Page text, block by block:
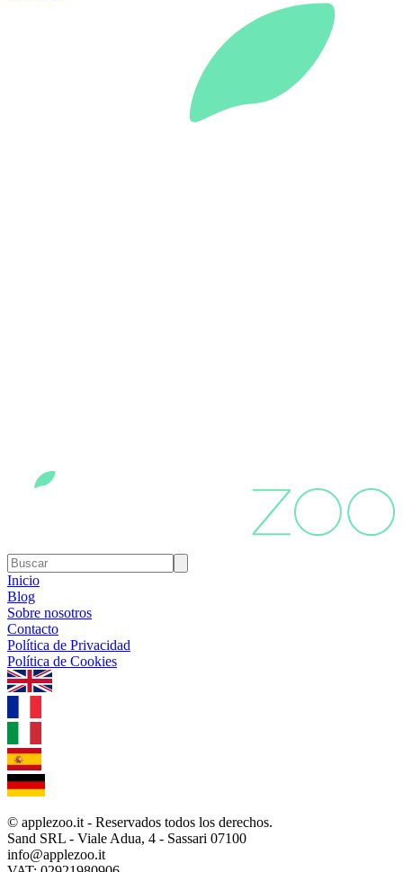
Inicio
Blog
Sobre nosotros
Contacto
Política de Privacidad
Política de Cookies
© applezoo.it - Reservados todos los derechos.
Sand SRL - Viale Adua, 4 - Sassari 07100
info@applezoo.it